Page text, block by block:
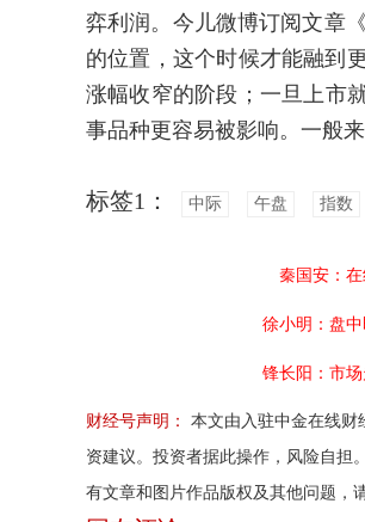
弈利润。今儿微博订阅文章
的位置，这个时候才能融到
涨幅收窄的阶段；一旦上市
事品种更容易被影响。一般
标签1： 中际 午盘 指数
秦国安：
徐小明：盘
锋长阳：市
财经号声明：
本文由入驻中金在线财
资建议。投资者据此操作，风险自担
有文章和图片作品版权及其他问题，